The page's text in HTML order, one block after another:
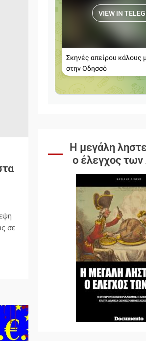
σε
Η μεγάλη
ο έλεγχος